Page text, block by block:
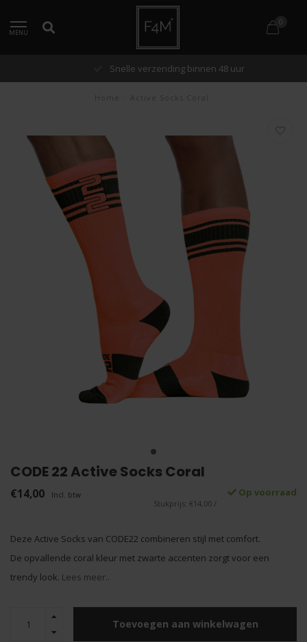
MENU
0
Snelle verzending binnen 48 uur
CODE 22 Active Socks Coral
€14,00 Incl. btw Op voorraad
Stukprijs: €14,00 /
Deze Active Socks van CODE22 combineren stijl met comfort.
De opvallende coral kleur met zwarte accenten zorgt voor een
trendy look. Lees meer..
Toevoegen aan winkelwagen